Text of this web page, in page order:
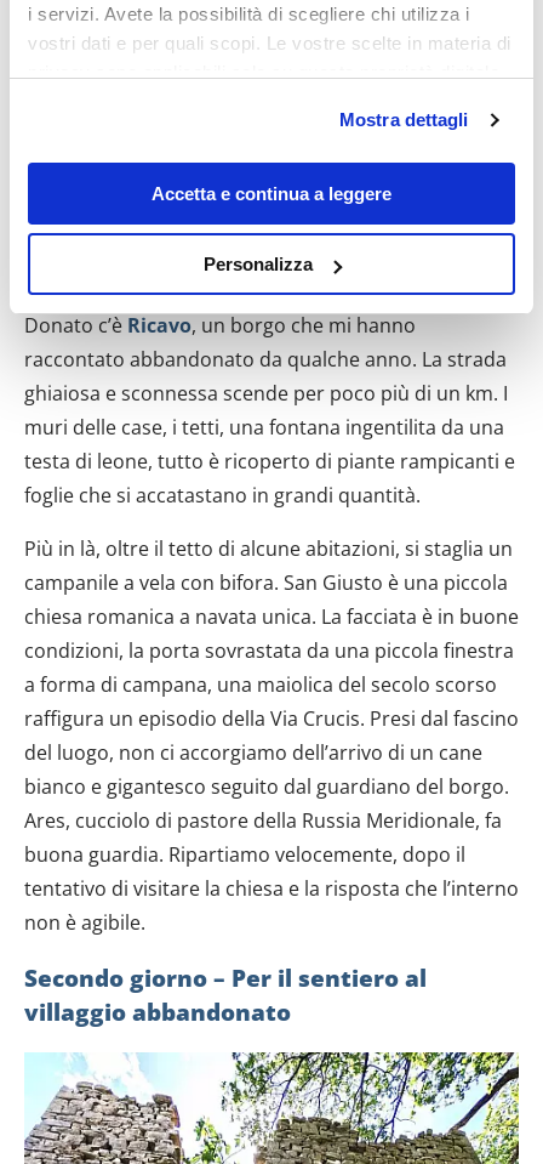
i servizi. Avete la possibilità di scegliere chi utilizza i
vostri dati e per quali scopi. Le vostre scelte in materia di
modificare o revocare il proprio consenso in qualsiasi
momento dalla Dichiarazione sui cookie o facendo clic
sull'icona di attivazione della privacy.
raccogliere informazioni sulla tua posizione
geografica, con un'approssimazione di qualche
metro,
Identificare il tuo dispositivo, scansionandolo
attivamente alla ricerca di caratteristiche specifiche
(impronte digitali).
Approfondisci come vengono elaborati i tuoi dati personali
e imposta le tue preferenze nellasezione dettagli
dalla Dichiarazione sui cookie.
Utilizziamo i cookie per personalizzare contenuti ed
analizzare il nostro traffico. Condividiamo inoltre
informazioni sul modo in cui utilizzi il nostro sito con i
nostri partner che si occupano di analisi dei dati web,
pubblicità e social media, i quali potrebbero combinarle
con altre informazioni che hai fornito loro o che hanno
raccolto dal tuo utilizzo dei loro servizi.
Mostra dettagli
Accetta e continua a leggere
Personalizza
Sulla strada del ritorno, prima di arrivare a San
Donato c’è Ricavo, un borgo che mi hanno
raccontato abbandonato da qualche anno. La strada
ghiaiosa e sconnessa scende per poco più di un km. I
muri delle case, i tetti, una fontana ingentilita da una
testa di leone, tutto è ricoperto di piante rampicanti e
foglie che si accatastano in grandi quantità.
Più in là, oltre il tetto di alcune abitazioni, si staglia un
campanile a vela con bifora. San Giusto è una piccola
chiesa romanica a navata unica. La facciata è in buone
condizioni, la porta sovrastata da una piccola finestra
a forma di campana, una maiolica del secolo scorso
raffigura un episodio della Via Crucis. Presi dal fascino
del luogo, non ci accorgiamo dell’arrivo di un cane
bianco e gigantesco seguito dal guardiano del borgo.
Ares, cucciolo di pastore della Russia Meridionale, fa
buona guardia. Ripartiamo velocemente, dopo il
tentativo di visitare la chiesa e la risposta che l’interno
non è agibile.
Secondo giorno – Per il sentiero al
villaggio abbandonato